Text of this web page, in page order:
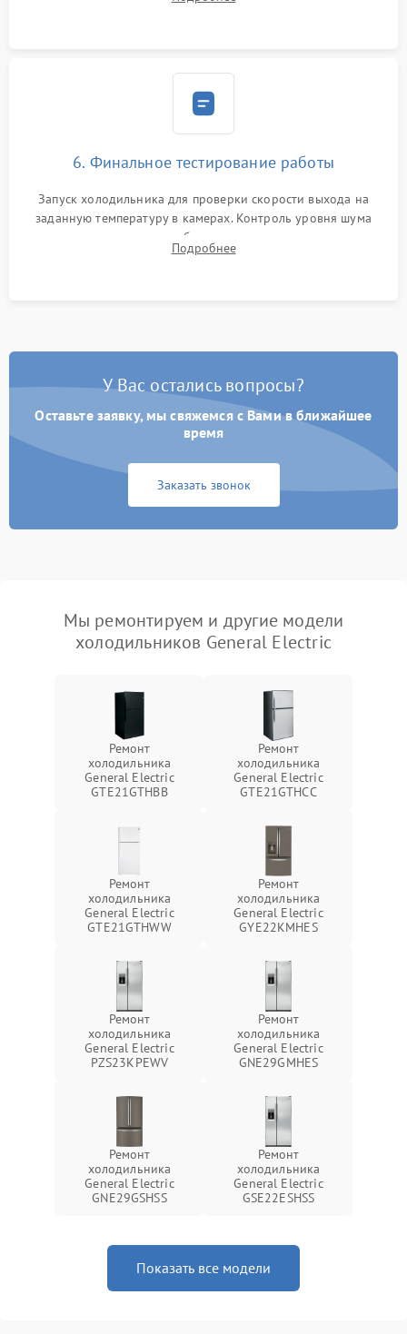
электронным весам. Контроль рабочего давления в системе.
6. Финальное тестирование работы
Запуск холодильника для проверки скорости выхода на
заданную температуру в камерах. Контроль уровня шума
компрессора, отсутствия обмерзания стенок и корректного
срабатывания системы автоматической оттайки.
Подробнее
У Вас остались вопросы?
Оставьте заявку, мы свяжемся с Вами в ближайшее
время
Заказать звонок
Мы ремонтируем и другие модели
холодильников General Electric
Ремонт
холодильника
General Electric
GTE21GTHBB
Ремонт
холодильника
General Electric
GTE21GTHCC
Ремонт
холодильника
General Electric
GTE21GTHWW
Ремонт
холодильника
General Electric
GYE22KMHES
Ремонт
холодильника
General Electric
PZS23KPEWV
Ремонт
холодильника
General Electric
GNE29GMHES
Ремонт
холодильника
General Electric
GNE29GSHSS
Ремонт
холодильника
General Electric
GSE22ESHSS
Показать все модели